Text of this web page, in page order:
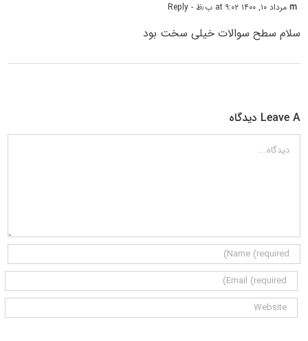
mمرداد ۱۰, ۱۴۰۰ at ۹:۰۲ ب٫ظ - Reply
سلام سطح سوالات خیلی سخت بود
Leave A دیدگاه
دیدگاه